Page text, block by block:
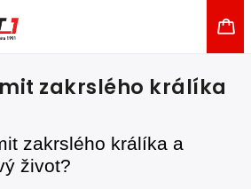
zakrslého králíka
zakrslého králíka a
život?